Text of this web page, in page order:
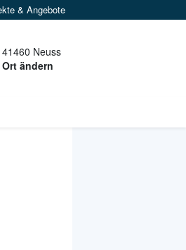
& Angebote
41460 Neuss
Ort ändern